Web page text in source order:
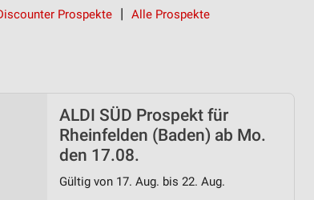
Prospekte Alle Prospekte
ALDI SÜD Prospekt für
Rheinfelden (Baden) ab Mo.
den 17.08.
Gültig von 17. Aug. bis 22. Aug.